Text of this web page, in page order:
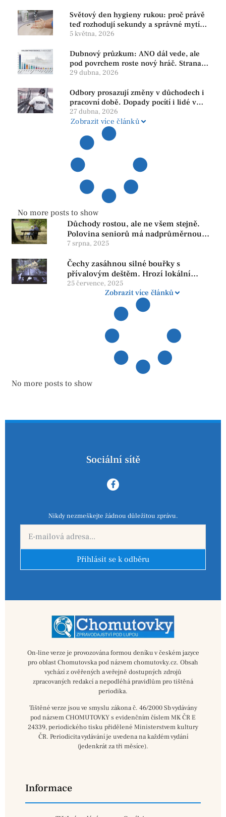
Světový den hygieny rukou: proč právě
teď rozhodují sekundy a správné mytí
rukou
5 května, 2026
Dubnový průzkum: ANO dál vede, ale
pod povrchem roste nový hráč. Strana
PRO se drží nejvýš mezi menšími
29 dubna, 2026
Odbory prosazují změny v důchodech i
pracovní době. Dopady pocítí i lidé v
našem regionu
27 dubna, 2026
Zobrazit více článků
No more posts to show
Důchody rostou, ale ne všem stejně.
Polovina seniorů má nadprůměrnou
penzi, tisíce však žijí pod hranicí
reformy
7 srpna, 2025
Čechy zasáhnou silné bouřky s
přívalovým deštěm. Hrozí lokální
zatopení
25 července, 2025
Zobrazit více článků
No more posts to show
Sociální sítě
Nikdy nezmeškejte žádnou důležitou zprávu.
Přihlásit se k odběru
On-line verze je provozována formou deníku v českém jazyce
pro oblast Chomutovska pod názvem chomutovky.cz. Obsah
vychází z ověřených a veřejně dostupných zdrojů
zpracovaných redakcí a nepodléhá pravidlům pro tištěná
periodika.
Tištěné verze jsou ve smyslu zákona č. 46/2000 Sb vydávány
pod názvem CHOMUTOVKY s evidenčním číslem MK ČR E
24339, periodického tisku přidělené Ministerstvem kultury
ČR. Periodicita vydávání je uvedena na každém vydání
(jedenkrát za tři měsíce).
Informace